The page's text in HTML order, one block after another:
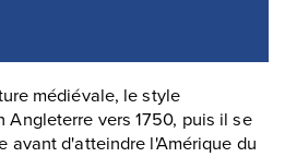
médiévale, le style
Angleterre vers 1750, puis il se
avant d'atteindre l'Amérique du